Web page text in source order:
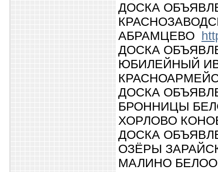
ДОСКА
АБРАМЦЕВО
ДОСКА
ЮБИЛЕЙНЫЙ
ДОСКА
БРОННИЦЫ
ХОРЛОВО
ДОСКА
ОЗЁРЫ
МАЛИНО